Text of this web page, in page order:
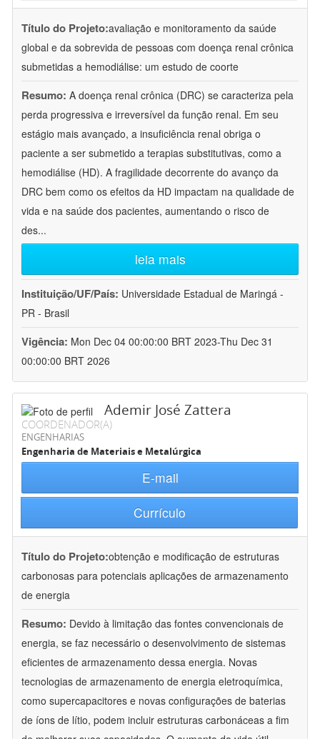
Título do Projeto:avaliação e monitoramento da saúde
global e da sobrevida de pessoas com doença renal crônica
submetidas a hemodiálise: um estudo de coorte
Resumo: A doença renal crônica (DRC) se caracteriza pela
perda progressiva e irreversível da função renal. Em seu
estágio mais avançado, a insuficiência renal obriga o
paciente a ser submetido a terapias substitutivas, como a
hemodiálise (HD). A fragilidade decorrente do avanço da
DRC bem como os efeitos da HD impactam na qualidade de
vida e na saúde dos pacientes, aumentando o risco de
des...
leia mais
Instituição/UF/País: Universidade Estadual de Maringá -
PR - Brasil
Vigência: Mon Dec 04 00:00:00 BRT 2023-Thu Dec 31
00:00:00 BRT 2026
Ademir José Zattera
COORDENADOR(A)
ENGENHARIAS
Engenharia de Materiais e Metalúrgica
E-mail
Currículo
Título do Projeto:obtenção e modificação de estruturas
carbonosas para potenciais aplicações de armazenamento
de energia
Resumo: Devido à limitação das fontes convencionais de
energia, se faz necessário o desenvolvimento de sistemas
eficientes de armazenamento dessa energia. Novas
tecnologias de armazenamento de energia eletroquímica,
como supercapacitores e novas configurações de baterias
de íons de lítio, podem incluir estruturas carbonáceas a fim